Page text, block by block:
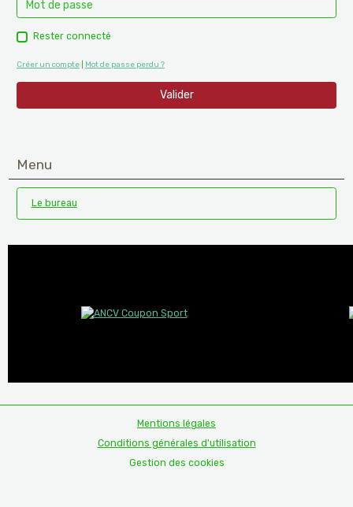
Rester connecté
Créer un compte Mot de passe perdu ?
Valider
Menu
Le bureau
Mentions légales
Conditions générales d'utilisation
Gestion des cookies